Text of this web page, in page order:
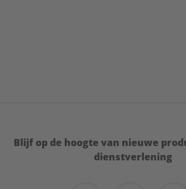
Blijf op de hoogte van nieuwe
dienstverlening